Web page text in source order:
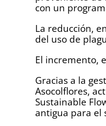
con un
La reducción,
del uso de
El incremento,
Gracias a la
Asocolflores,
Sustainable
antigua para el